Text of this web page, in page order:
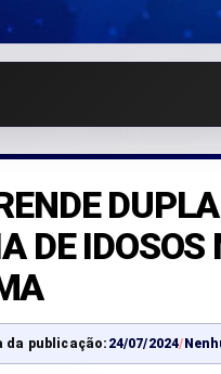
DE IDOSOS
da publicação: 24/07/2024/